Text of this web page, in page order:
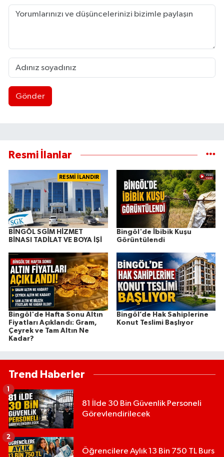
Gönder
Resmi İlanlar
RESMİ İLANDIR
BİNGÖL SGİM HİZMET
BİNASI TADİLAT VE BOYA İŞİ
Bingöl'de İbibik Kuşu
Görüntülendi
Bingöl'de Hafta Sonu Altın
Fiyatları Açıklandı: Gram,
Çeyrek ve Tam Altın Ne
Kadar?
Bingöl’de Hak Sahiplerine
Konut Teslimi Başlıyor
Trend Haberler
81 İlde 30 Bin Güvenlik Personeli
Görevlendirilecek
1
Öğrencilere Aylık 13 Bin 750 TL Burs
2